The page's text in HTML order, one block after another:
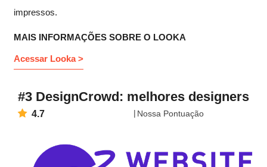
impressos.
MAIS INFORMAÇÕES SOBRE O LOOKA
Acessar Looka >
#3 DesignCrowd: melhores designers
4.7 Nossa Pontuação